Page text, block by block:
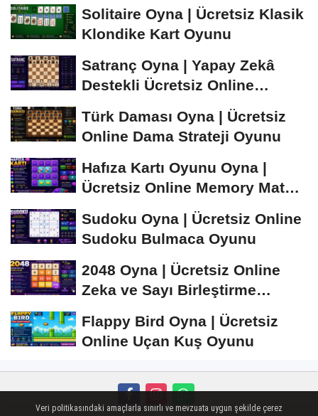
Solitaire Oyna | Ücretsiz Klasik
Klondike Kart Oyunu
Satranç Oyna | Yapay Zekâ
Destekli Ücretsiz Online
Türk Daması Oyna | Ücretsiz
Online Dama Strateji Oyunu
Hafıza Kartı Oyunu Oyna |
Ücretsiz Online Memory Match
Sudoku Oyna | Ücretsiz Online
Sudoku Bulmaca Oyunu
2048 Oyna | Ücretsiz Online
Zeka ve Sayı Birleştirme
Flappy Bird Oyna | Ücretsiz
Online Uçan Kuş Oyunu
Veri politikasındaki amaçlarla sınırlı ve mevzuata uygun şekilde çerez